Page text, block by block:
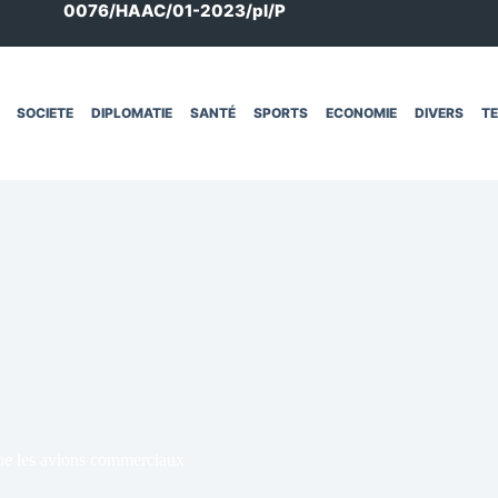
0076/HAAC/01-2023/pl/P
SOCIETE DIPLOMATIE SANTÉ SPORTS ECONOMIE DIVERS